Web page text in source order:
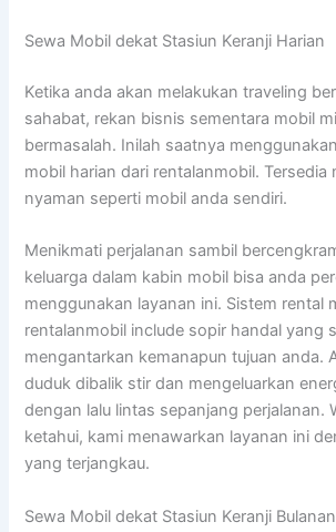
Sewa Mobil dekat Stasiun Keranji Harian
Ketika anda akan melakukan traveling
sahabat, rekan bisnis sementara mobil
bermasalah. Inilah saatnya
mobil harian dari rentalanmobil. Tersedia
nyaman seperti mobil anda sendiri.
Menikmati perjalanan sambil
keluarga dalam kabin mobil bisa anda
menggunakan layanan ini. Sistem rental
rentalanmobil include sopir handal yang
mengantarkan kemanapun tujuan anda.
duduk dibalik stir dan mengeluarkan
dengan lalu lintas sepanjang perjalanan.
ketahui, kami menawarkan layanan ini
yang terjangkau.
Sewa Mobil dekat Stasiun Keranji Bulanan